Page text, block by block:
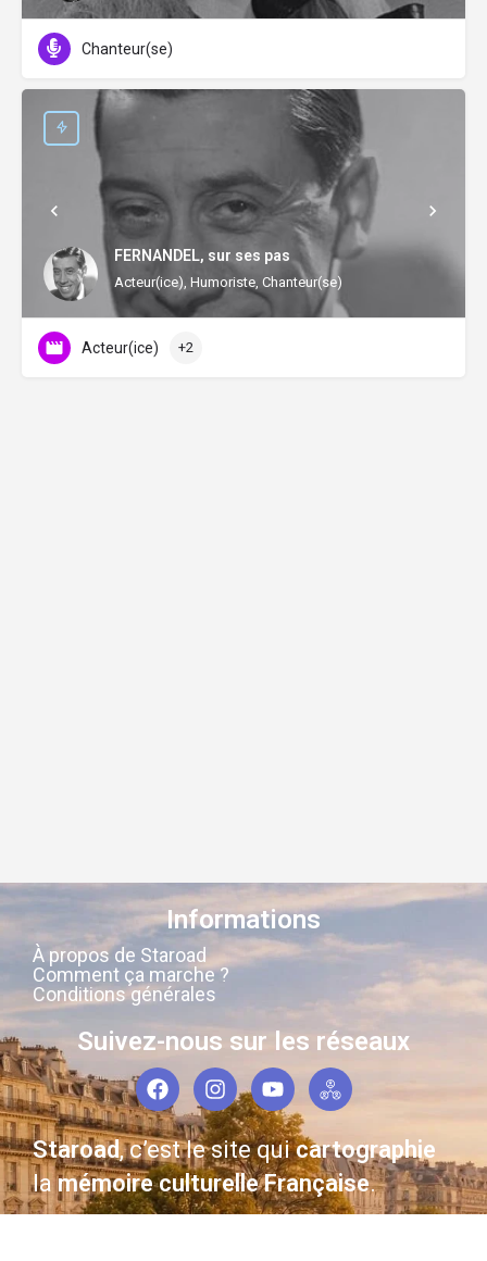
Chanteur(se)
FERNANDEL, sur ses pas
Acteur(ice), Humoriste, Chanteur(se)
Acteur(ice) +2
Informations
À propos de Staroad
Comment ça marche ?
Conditions générales
Suivez-nous sur les réseaux
Staroad, c’est le site quicartographie
lamémoire culturelle Française.